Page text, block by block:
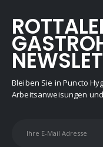
Bleiben Sie in Puncto
Arbeitsanweisungen